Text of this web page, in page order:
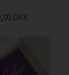
DKK